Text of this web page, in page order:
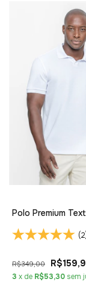
Polo Premium
R$349,00
3 x de R$53,30 sem